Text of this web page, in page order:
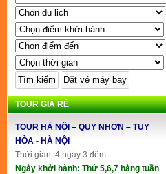
TOUR GIÁ RẺ
TOUR HÀ NỘI – QUY NHƠN – TUY
HÒA - HÀ NỘI
Thời gian: 4 ngày 3 đêm
Ngày khởi hành: Thứ 5,6,7 hàng tuần